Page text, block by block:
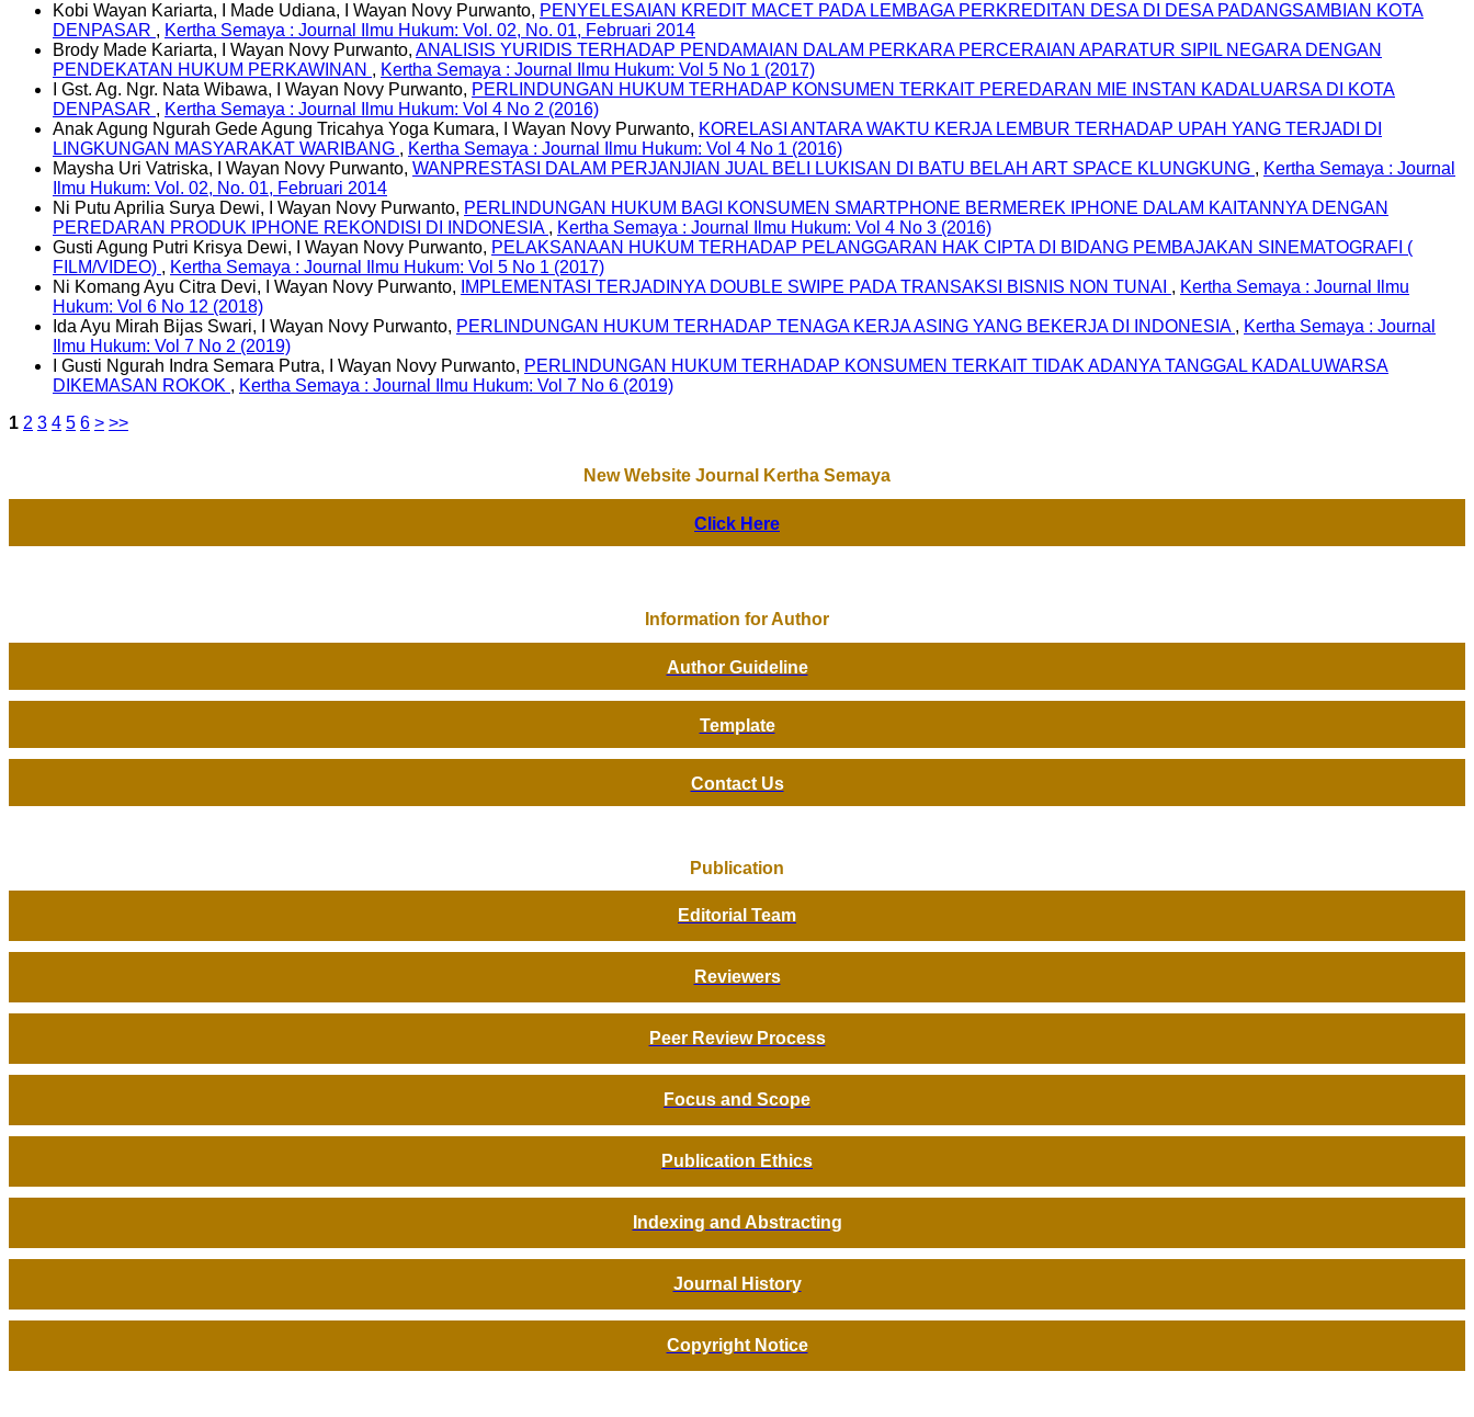
Kobi Wayan Kariarta, I Made Udiana, I Wayan Novy Purwanto, PENYELESAIAN KREDIT MACET PADA LEMBAGA PERKREDITAN DESA DI DESA PADANGSAMBIAN KOTA
DENPASAR , Kertha Semaya : Journal Ilmu Hukum: Vol. 02, No. 01, Februari 2014
Brody Made Kariarta, I Wayan Novy Purwanto, ANALISIS YURIDIS TERHADAP PENDAMAIAN DALAM PERKARA PERCERAIAN APARATUR SIPIL NEGARA DENGAN
PENDEKATAN HUKUM PERKAWINAN , Kertha Semaya : Journal Ilmu Hukum: Vol 5 No 1 (2017)
I Gst. Ag. Ngr. Nata Wibawa, I Wayan Novy Purwanto, PERLINDUNGAN HUKUM TERHADAP KONSUMEN TERKAIT PEREDARAN MIE INSTAN KADALUARSA DI KOTA
DENPASAR , Kertha Semaya : Journal Ilmu Hukum: Vol 4 No 2 (2016)
Anak Agung Ngurah Gede Agung Tricahya Yoga Kumara, I Wayan Novy Purwanto, KORELASI ANTARA WAKTU KERJA LEMBUR TERHADAP UPAH YANG TERJADI DI
LINGKUNGAN MASYARAKAT WARIBANG , Kertha Semaya : Journal Ilmu Hukum: Vol 4 No 1 (2016)
Maysha Uri Vatriska, I Wayan Novy Purwanto, WANPRESTASI DALAM PERJANJIAN JUAL BELI LUKISAN DI BATU BELAH ART SPACE KLUNGKUNG , Kertha Semaya : Journal
Ilmu Hukum: Vol. 02, No. 01, Februari 2014
Ni Putu Aprilia Surya Dewi, I Wayan Novy Purwanto, PERLINDUNGAN HUKUM BAGI KONSUMEN SMARTPHONE BERMEREK IPHONE DALAM KAITANNYA DENGAN
PEREDARAN PRODUK IPHONE REKONDISI DI INDONESIA , Kertha Semaya : Journal Ilmu Hukum: Vol 4 No 3 (2016)
Gusti Agung Putri Krisya Dewi, I Wayan Novy Purwanto, PELAKSANAAN HUKUM TERHADAP PELANGGARAN HAK CIPTA DI BIDANG PEMBAJAKAN SINEMATOGRAFI (
FILM/VIDEO) , Kertha Semaya : Journal Ilmu Hukum: Vol 5 No 1 (2017)
Ni Komang Ayu Citra Devi, I Wayan Novy Purwanto,
IMPLEMENTASI TERJADINYA DOUBLE SWIPE PADA TRANSAKSI BISNIS NON TUNAI , Kertha Semaya : Journal Ilmu
Hukum: Vol 6 No 12 (2018)
Ida Ayu Mirah Bijas Swari, I Wayan Novy Purwanto, PERLINDUNGAN HUKUM TERHADAP TENAGA KERJA ASING YANG BEKERJA DI INDONESIA , Kertha Semaya : Journal
Ilmu Hukum: Vol 7 No 2 (2019)
I Gusti Ngurah Indra Semara Putra, I Wayan Novy Purwanto, PERLINDUNGAN HUKUM TERHADAP KONSUMEN TERKAIT TIDAK ADANYA TANGGAL KADALUWARSA
DIKEMASAN ROKOK , Kertha Semaya : Journal Ilmu Hukum: Vol 7 No 6 (2019)
1 2 3 4 5 6 > >>
New Website Journal Kertha Semaya
Click Here
Information for Author
Author Guideline
Template
Contact Us
Publication
Editorial Team
Reviewers
Peer Review Process
Focus and Scope
Publication Ethics
Indexing and Abstracting
Journal History
Copyright Notice